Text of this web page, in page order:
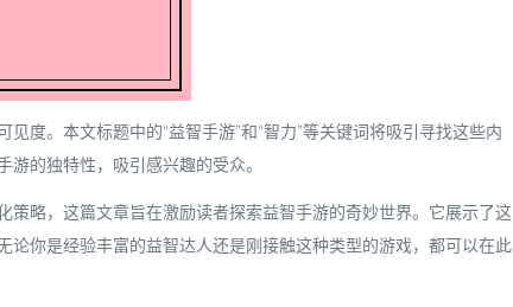
度。本文标题中的“益智手游”和“智力”等关键词将吸引寻找这些内
的独特性，吸引感兴趣的受众。
略，这篇文章旨在激励读者探索益智手游的奇妙世界。它展示了这
你是经验丰富的益智达人还是刚接触这种类型的游戏，都可以在此